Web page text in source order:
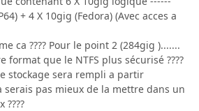
+ 4 X 10gig (Fedora) (Avec acces a
ca ???? Pour le point 2 (284gig ).......
que le NTFS plus sécurisé ????
stockage sera rempli a partir
serais pas mieux de la mettre dans un